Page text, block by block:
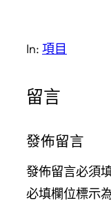
In: 項目
留言
發佈留言
發佈留言必須
必填欄位標示